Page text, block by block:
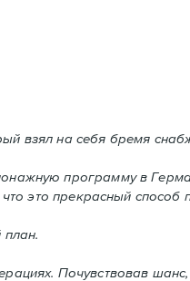
(1979)
взял на себя бремя
программу в
это прекрасный способ
Почувствовав